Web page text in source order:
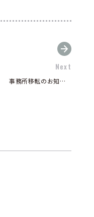
Next
事務所移転のお知らせです